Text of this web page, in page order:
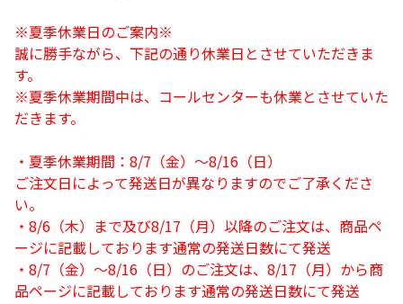
※夏季休業日のご案内※
誠に勝手ながら、下記の通り休業日とさせていただきま
す。
※夏季休業期間中は、コールセンターも休業とさせていた
だきます。
・夏季休業期間：8/7（金）～8/16（日）
ご注文日によって発送日が異なりますのでご了承くださ
い。
・8/6（木）まで及び8/17（月）以降のご注文は、商品ペ
ージに記載しております通常の発送日数にて発送
・8/7（金）～8/16（日）のご注文は、8/17（月）から商
品ページに記載しております通常の発送日数にて発送